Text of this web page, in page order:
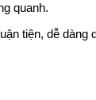
quanh.
tiện, dễ dàng